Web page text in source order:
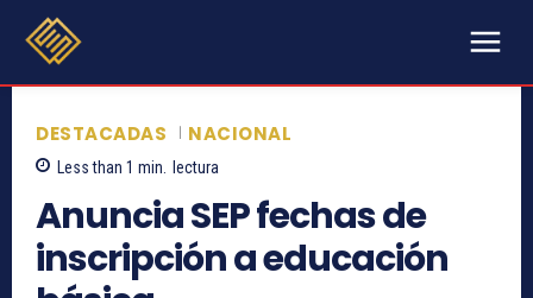
DESTACADAS NACIONAL
Less than 1 min. lectura
Anuncia SEP fechas de
inscripción a educación